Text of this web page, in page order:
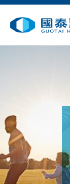
環境、社會及企業管治